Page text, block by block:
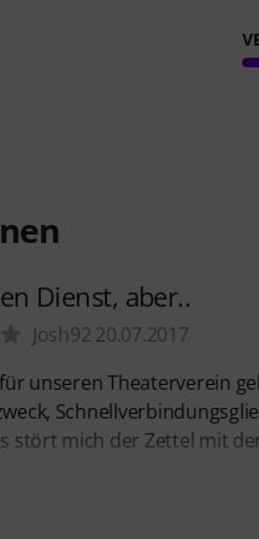
Dienst, aber..
Josh92 20.07.2017
unseren Theaterverein
stört mich der Zettel mit